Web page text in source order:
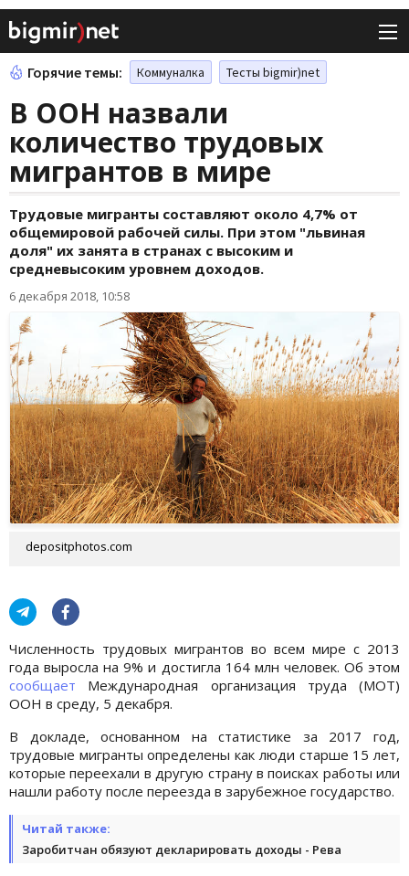
Горячие темы: Коммуналка Тесты bigmir)net
В ООН назвали
количество трудовых
мигрантов в мире
Трудовые мигранты составляют около 4,7% от
общемировой рабочей силы. При этом "львиная
доля" их занята в странах с высоким и
средневысоким уровнем доходов.
6 декабря 2018, 10:58
depositphotos.com
Численность трудовых мигрантов во всем мире с 2013
года выросла на 9% и достигла 164 млн человек. Об этом
сообщает Международная организация труда (МОТ)
ООН в среду, 5 декабря.
В докладе, основанном на статистике за 2017 год,
трудовые мигранты определены как люди старше 15 лет,
которые переехали в другую страну в поисках работы или
нашли работу после переезда в зарубежное государство.
Читай также:
Заробитчан обязуют декларировать доходы - Рева